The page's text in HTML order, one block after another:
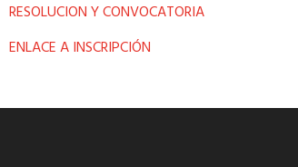
RESOLUCION Y CONVOCATORIA
ENLACE A INSCRIPCIÓN